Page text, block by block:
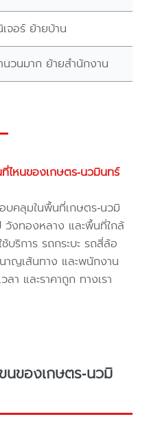
จอร์ ย้ายบ้าน
วนมาก ย้ายสำนักงาน
ไหนของเกษตร-นวมินทร์
บคลุมในพื้นที่เกษตร-นวมิ
วังทองหลาง และพื้นที่ใกล้
บริการ รถกระบะ รถสี่ล้อ
ญเส้นทาง และพนักงาน
า และราคาถูก ทางเรา
นของเกษตร-นวมิ